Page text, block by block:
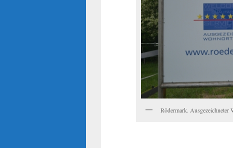
Rödermark. Ausgezeichneter